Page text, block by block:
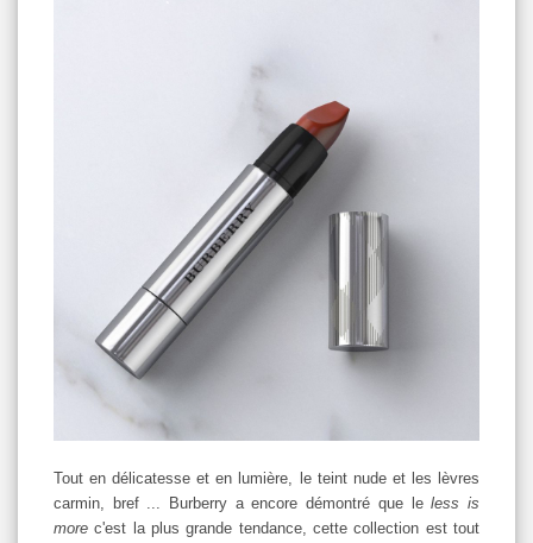
Tout en délicatesse et en lumière, le teint nude et les lèvres
carmin, bref ... Burberry a encore démontré que leless is
more c'est la plus grande tendance, cette collection est tout